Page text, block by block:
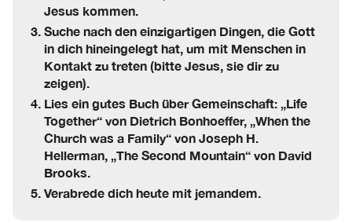
Jesus kommen.
Suche nach den einzigartigen Dingen, die Gott
in dich hineingelegt hat, um mit Menschen in
Kontakt zu treten (bitte Jesus, sie dir zu
zeigen).
Lies ein gutes Buch über Gemeinschaft: „Life
Together“ von Dietrich Bonhoeffer, „When the
Church was a Family“ von Joseph H.
Hellerman, „The Second Mountain“ von David
Brooks.
Verabrede dich heute mit jemandem.